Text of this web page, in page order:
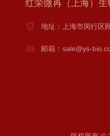
红荣微再（上海）生
地址：上海市闵行区
邮箱：sale@ys-